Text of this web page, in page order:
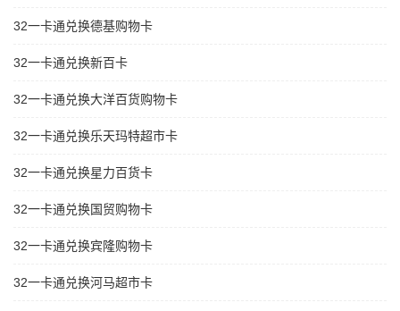
32一卡通兑换德基购物卡
32一卡通兑换新百卡
32一卡通兑换大洋百货购物卡
32一卡通兑换乐天玛特超市卡
32一卡通兑换星力百货卡
32一卡通兑换国贸购物卡
32一卡通兑换宾隆购物卡
32一卡通兑换河马超市卡